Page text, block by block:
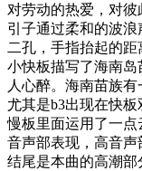
对劳动的热爱，对彼
引子通过柔和的波
二孔，手指抬起的距
小快板描写了海南
人心醉。海南苗族
尤其是b3出现在快
慢板里面运用了一
音声部表现，高音声
结尾是本曲的高潮部